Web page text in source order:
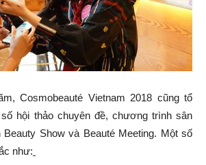
Cosmobeauté Vietnam 2018 cũng tổ
hội thảo chuyên đề, chương trình sân
Show và Beauté Meeting. Một số
như: